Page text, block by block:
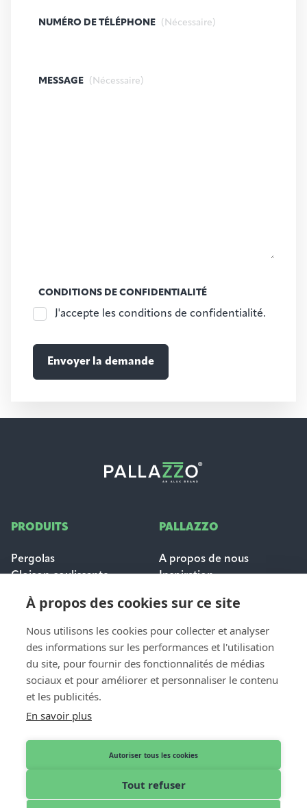
À propos des cookies sur ce site
Nous utilisons les cookies pour collecter et analyser
des informations sur les performances et l'utilisation
du site, pour fournir des fonctionnalités de médias
sociaux et pour améliorer et personnaliser le contenu
et les publicités.
En savoir plus
Autoriser tous les cookies
Tout refuser
NUMÉRO DE TÉLÉPHONE (Nécessaire)
MESSAGE (Nécessaire)
CONDITIONS DE CONFIDENTIALITÉ
J'accepte les conditions de confidentialité.
PRODUITS
Pergolas
Cloison coulissante
PALLAZZO
A propos de nous
Inspiration
Questions fréquemment
posées
POUR LES
PROFESSIONNELS
Devenir distributeur
CONTACT
Français © 2026 Pallazzo